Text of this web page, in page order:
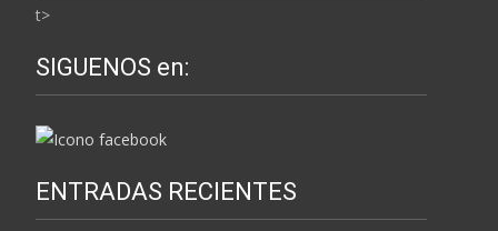
t>
SIGUENOS en:
ENTRADAS RECIENTES